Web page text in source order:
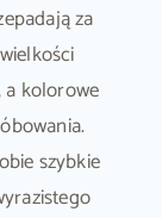
za
a kolorowe
szybkie